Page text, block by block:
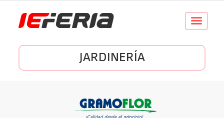
Conmutar
JARDINERÍA